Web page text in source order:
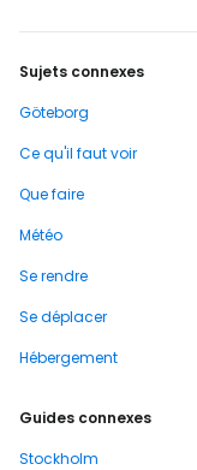
Sujets connexes
Göteborg
Ce qu'il faut voir
Que faire
Météo
Se rendre
Se déplacer
Hébergement
Guides connexes
Stockholm